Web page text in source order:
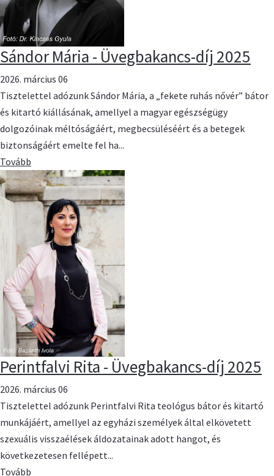
Sándor Mária - Üvegbakancs-díj 2025
2026. március 06
Tisztelettel adózunk Sándor Mária, a „fekete ruhás nővér” bátor
és kitartó kiállásának, amellyel a magyar egészségügy
dolgozóinak méltóságáért, megbecsüléséért és a betegek
biztonságáért emelte fel ha...
Tovább
Perintfalvi Rita - Üvegbakancs-díj 2025
2026. március 06
Tisztelettel adózunk Perintfalvi Rita teológus bátor és kitartó
munkájáért, amellyel az egyházi személyek által elkövetett
szexuális visszaélések áldozatainak adott hangot, és
következetesen fellépett...
Tovább